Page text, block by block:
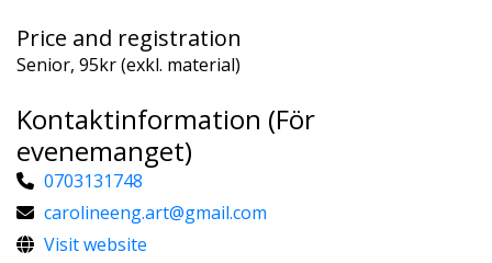
Price and registration
Senior, 95kr (exkl. material)
Kontaktinformation (För
evenemanget)
0703131748
carolineeng.art@gmail.com
Visit website